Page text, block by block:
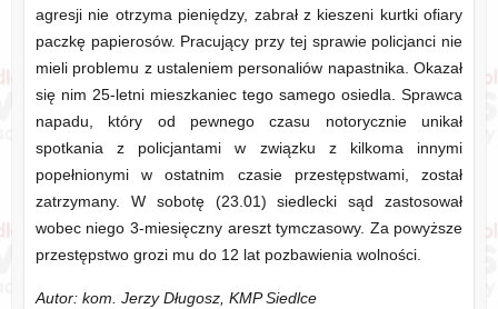
agresji nie otrzyma pieniędzy, zabrał z kieszeni kurtki ofiary
paczkę papierosów. Pracujący przy tej sprawie policjanci nie
mieli problemu z ustaleniem personaliów napastnika.Okazał
się nim 25-letni mieszkaniec tego samego osiedla. Sprawca
napadu, który od pewnego czasu notorycznie unikał
spotkania z policjantami w związku z kilkoma innymi
popełnionymi w ostatnim czasie przestępstwami, został
zatrzymany. W sobotę (23.01) siedlecki sąd zastosował
wobec niego 3-miesięczny areszt tymczasowy. Za powyższe
przestępstwo grozi mu do 12 lat pozbawienia wolności.
Autor: kom. Jerzy Długosz, KMP Siedlce